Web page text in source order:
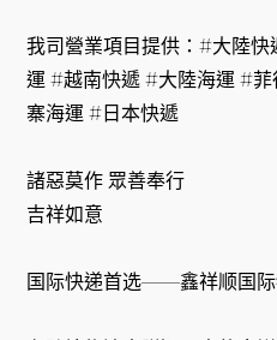
我司營業項目提供：#大陸
運 #越南快遞 #大陸海運 #
寨海運 #日本快遞
諸惡莫作 眾善奉行
吉祥如意
国际快递首选——鑫祥顺国